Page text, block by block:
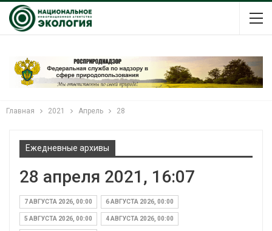
Главная 2021 Апрель 28
Ежедневные архивы
28 апреля 2021, 16:07
7 АВГУСТА 2026, 00:00 6 АВГУСТА 2026, 00:00
5 АВГУСТА 2026, 00:00 4 АВГУСТА 2026, 00:00